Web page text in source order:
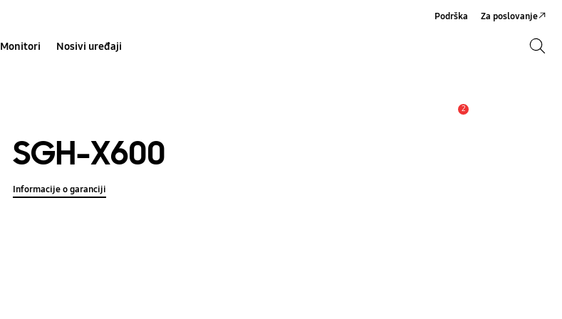
Monitori Nosivi uređaji
Podrška Za poslovanje
2
SGH-X600
Informacije o garanciji